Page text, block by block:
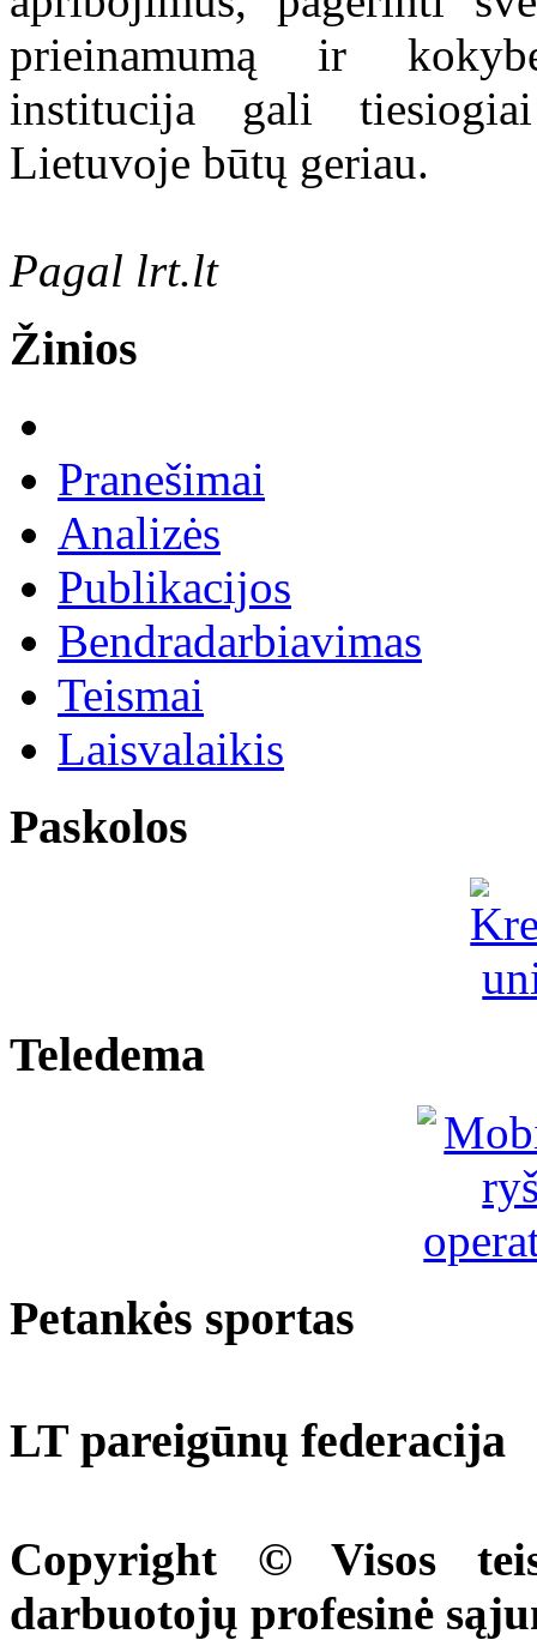
prieinamumą ir
institucija gali
Lietuvoje būtų geriau.
Pagal lrt.lt
Žinios
Pranešimai
Analizės
Publikacijos
Bendradarbiavimas
Teismai
Laisvalaikis
Paskolos
Teledema
Petankės sportas
LT pareigūnų federacija
Copyright © Visos
darbuotojų profesinė